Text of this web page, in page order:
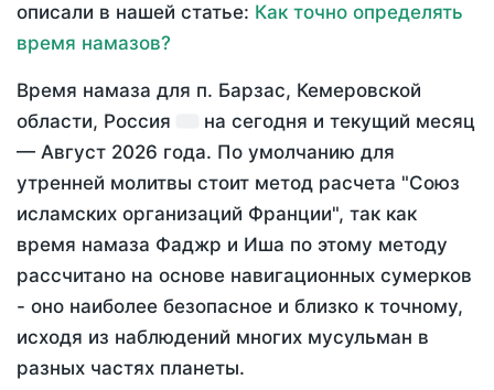
описали в нашей статье: Как точно определять
время намазов?
Время намаза для п. Барзас, Кемеровской
области, Россия
на сегодня и текущий месяц
— Август 2026 года. По умолчанию для
утренней молитвы стоит метод расчета "Союз
исламских организаций Франции", так как
время намаза Фаджр и Иша по этому методу
рассчитано на основе навигационных сумерков
- оно наиболее безопасное и близко к точному,
исходя из наблюдений многих мусульман в
разных частях планеты.